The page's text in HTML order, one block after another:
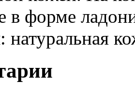
в форме
натуральная